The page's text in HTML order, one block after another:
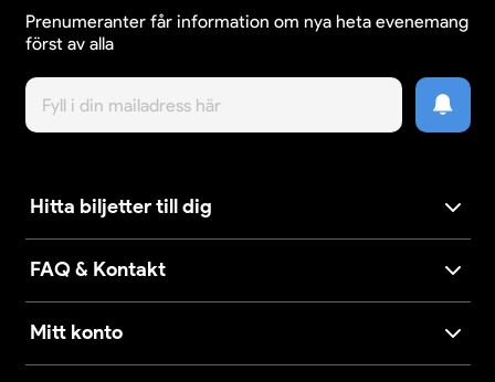
Prenumeranter får information om nya heta evenemang
först av alla
Hitta biljetter till dig
FAQ & Kontakt
Mitt konto